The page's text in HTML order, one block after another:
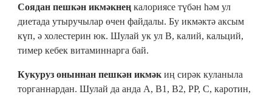
Соядан пешкән икмәкнең калориясе түбән һәм ул
диетада утыручылар өчен файдалы. Бу икмәктә аксым
күп, ә холестерин юк. Шулай ук ул В, калий, кальций,
тимер кебек витаминнарга бай.
Кукуруз оныннан пешкән икмәк иң сирәк куланыла
торганнардан. Шулай да анда А, В1, В2, РР, С, каротин,